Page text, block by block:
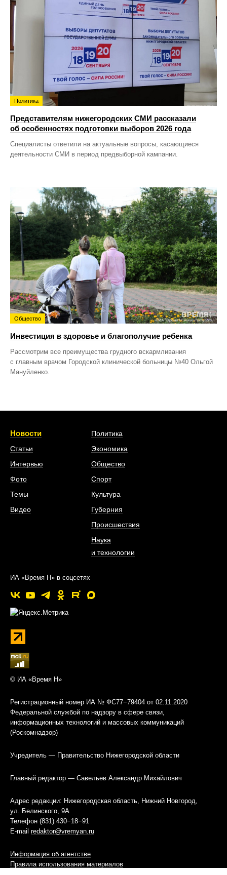
Политика
Представителям нижегородских СМИ рассказали
об особенностях подготовки выборов 2026 года
Специалисты ответили на актуальные вопросы, касающиеся
деятельности СМИ в период предвыборной кампании.
Общество
Инвестиция в здоровье и благополучие ребенка
Рассмотрим все преимущества грудного вскармливания
с главным врачом Городской клинической больницы №40 Ольгой
Мануйленко.
Новости
Статьи
Интервью
Фото
Темы
Видео
Политика
Экономика
Общество
Спорт
Культура
Губерния
Происшествия
Наука
и технологии
ИА «Время Н» в соцсетях
© ИА «Время Н»
Регистрационный номер ИА № ФС77−79404 от 02.11.2020
Федеральной службой по надзору в сфере связи,
информационных технологий и массовых коммуникаций
(Роскомнадзор)
Учредитель — Правительство Нижегородской области
Главный редактор — Савельев Александр Михайлович
Адрес редакции: Нижегородская область, Нижний Новгород,
ул. Белинского, 9А
Телефон (831) 430−18−91
E-mail redaktor@vremyan.ru
Информация об агентстве
Правила использования материалов